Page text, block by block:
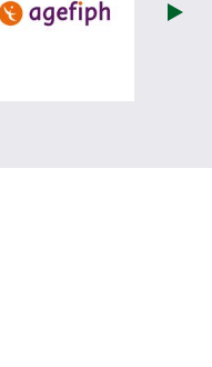
site de Ministère du travail
visiter les